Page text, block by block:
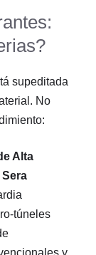
supeditada
No
Alta
túneles
y